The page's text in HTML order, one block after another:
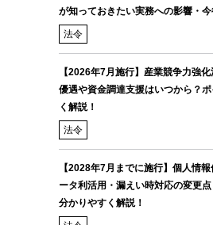
が知っておきたい実務への影響・
法令
【2026年7月施行】産業競争力強
優遇や資金調達支援はいつから？
く解説！
法令
【2028年7月までに施行】個人情
ータ利活用・漏えい時対応の変更
分かりやすく解説！